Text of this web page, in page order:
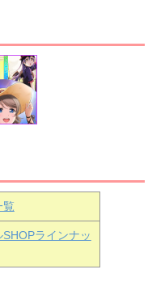
渡辺曜
生
優木せつ菜
覧
SHOPラインナッ